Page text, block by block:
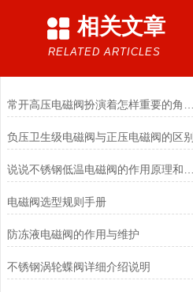
相关文章
RELATED ARTICLES
负压卫生级电磁阀与正压电磁阀的区别
电磁阀选型规则手册
防冻液电磁阀的作用与维护
不锈钢涡轮蝶阀详细介绍说明